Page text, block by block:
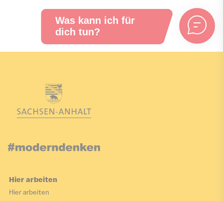
Hier arbeiten
Hier arbeiten